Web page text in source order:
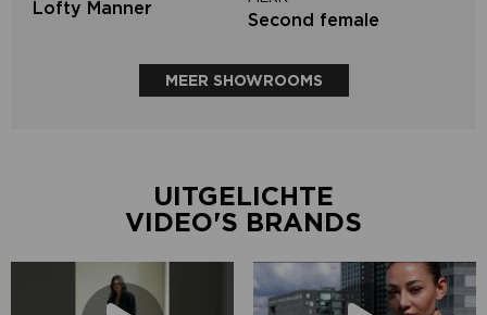
Lofty Manner
Second female
MEER SHOWROOMS
UITGELICHTE
VIDEO'S BRANDS